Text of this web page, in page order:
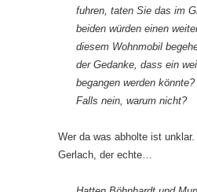
fuhren, taten Sie das im
beiden würden einen
diesem Wohnmobil
der Gedanke, dass ein
begangen werden könnte?
Falls nein, warum nicht?
Wer da was abholte ist
Gerlach, der echte…